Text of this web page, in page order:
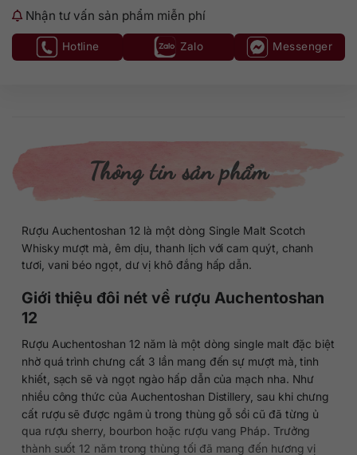
Nhận tư vấn sản phẩm miễn phí
Hotline Zalo Messenger
Thông tin sản phẩm
Rượu Auchentoshan 12 là một dòng Single Malt Scotch
Whisky mượt mà, êm dịu, thanh lịch với cam quýt, chanh
tươi, vani béo ngọt, dư vị khô đắng hấp dẫn.
Giới thiệu đôi nét về rượu Auchentoshan
12
Rượu Auchentoshan 12 năm là một dòng single malt đặc biệt
nhờ quá trình chưng cất 3 lần mang đến sự mượt mà, tinh
khiết, sạch sẽ và ngọt ngào hấp dẫn của mạch nha. Như
nhiều công thức của Auchentoshan Distillery, sau khi chưng
cất rượu sẽ được ngâm ủ trong thùng gỗ sồi cũ đã từng ủ
qua rượu sherry, bourbon hoặc rượu vang Pháp. Trưởng
thành suốt 12 năm trong thùng tối đã mang đến hương vị